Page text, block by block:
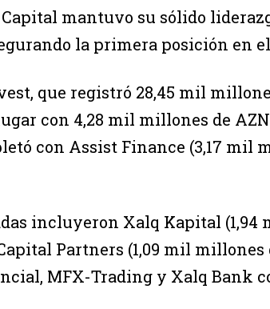
Capital mantuvo su sólido
la primera posición en
que registró 28,45 mil
con 4,28 mil millones de
con Assist Finance (3,17 mil
incluyeron Xalq Kapital
Partners (1,09 mil
MFX-Trading y Xalq Bank